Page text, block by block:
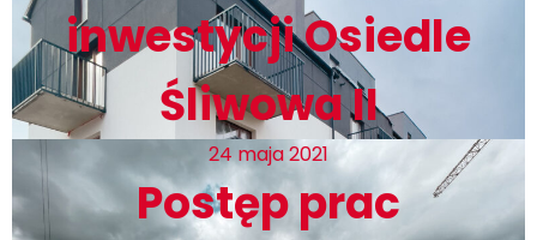
inwestycji Osiedle
Śliwowa II
24 maja 2021
Postęp prac